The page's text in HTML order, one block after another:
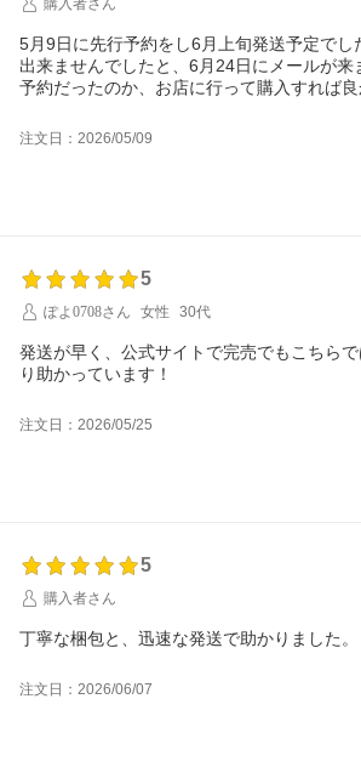
5月9日に先行予約をし6月上旬発送予定でし
出来ませんでしたと、6月24日にメールが来
予約だったのか、お店に行って購入すれば良
今まで何度か利用していましたが、信用が
注文日：2026/05/09
5
ぽよ0708さん
女性 30代
発送が早く、公式サイトで完売でもこちら
り助かっています！
注文日：2026/05/25
5
購入者さん
丁寧な梱包と、迅速な発送で助かりました。
注文日：2026/06/07